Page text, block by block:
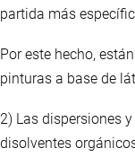
partida más
Por este hecho, están
pinturas a base de
2) Las dispersiones
disolventes